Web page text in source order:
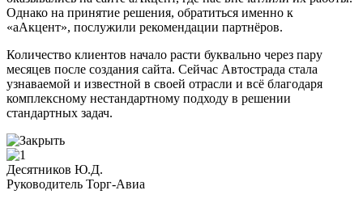
Однако на принятие решения, обратиться именно к
«аАкцент», послужили рекомендации партнёров.
Количество клиентов начало расти буквально через пару
месяцев после создания сайта. Сейчас Автострада стала
узнаваемой и известной в своей отрасли и всё благодаря
комплексному нестандартному подходу в решении
стандартных задач.
Десятников Ю.Д.
Руководитель Торг-Авиа